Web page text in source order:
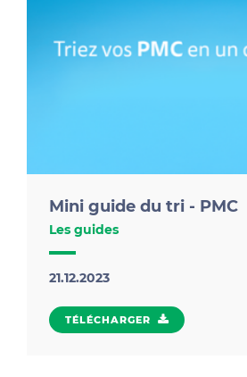
Mini guide du tri - PMC
Les guides
21.12.2023
TÉLÉCHARGER
TÉLÉCHARGER